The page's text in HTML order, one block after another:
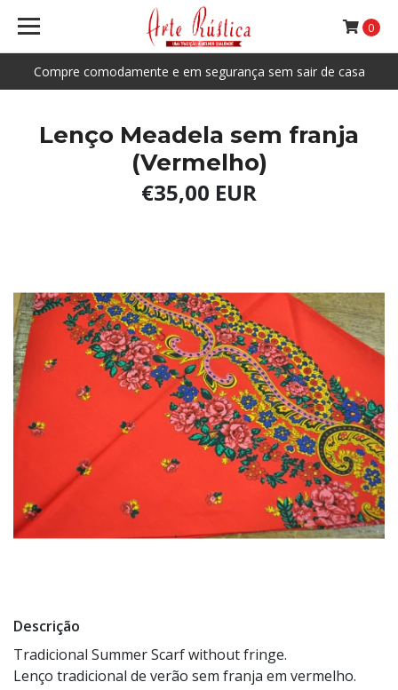
Compre comodamente e em segurança sem sair de casa
0
Lenço Meadela sem franja
(Vermelho)
€35,00 EUR
Descrição
Tradicional Summer Scarf without fringe.
Lenço tradicional de verão sem franja em vermelho.